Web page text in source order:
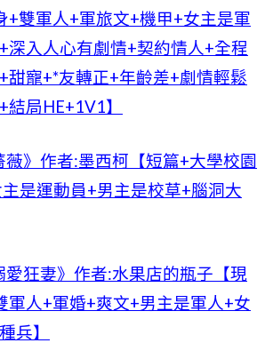
+雙軍人+軍旅文+機甲+女主是軍
深入人心有劇情+契約情人+全程
甜寵+*友轉正+年齡差+劇情輕鬆
局HE+1V1】
薇》作者:墨西柯【短篇+大學校園
是運動員+男主是校草+腦洞大
愛狂妻》作者:水果店的瓶子【現
軍人+軍婚+爽文+男主是軍人+女
兵】